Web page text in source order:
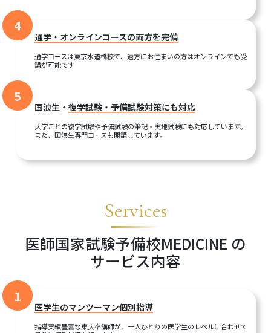
4
通学・オンラインコースの両方を完備
通学コースは東京水道橋校で、遠方にお住まいの方はオンラインでも受
講が可能です
5
国浪生・ 復学試験・予備試験対策にも対応
大学ごとの復学試験や予備試験の筆記・実地試験にも対応しています。
また、国浪生専門コースも開講しています。
Services
医師国家試験予備校MEDICINE の
サービス内容
1
医学生のマンツーマン個別指導
指導実績豊富な東大卒講師が、一人ひとりの医学生のレベルに合わせて